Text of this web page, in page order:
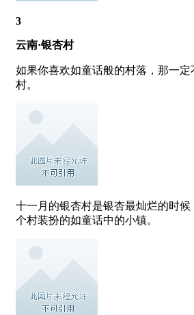
3
云南·银杏村
如果你喜欢如童话般的村落，那一
村。
十一月的银杏村是银杏最灿烂的时
个村装扮的如童话中的小镇。